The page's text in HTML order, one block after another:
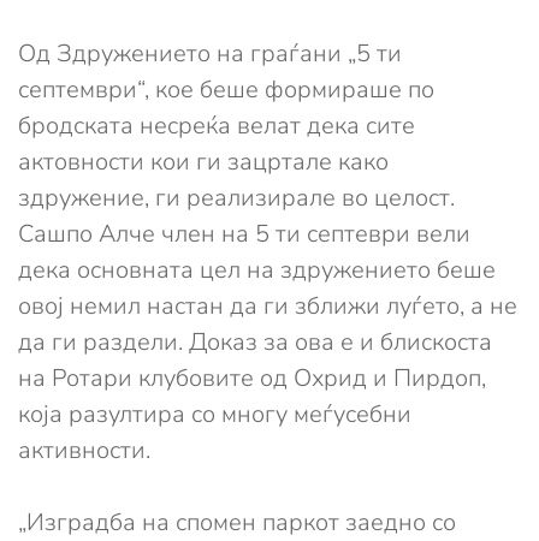
Од Здружението на граѓани „5 ти
септември“, кое беше формираше по
бродската несреќа велат дека сите
актовности кои ги зацртале како
здружение, ги реализирале во целост.
Сашпо Алче член на 5 ти септеври вели
дека основната цел на здружението беше
овој немил настан да ги зближи луѓето, а не
да ги раздели. Доказ за ова е и блискоста
на Ротари клубовите од Охрид и Пирдоп,
која разултира со многу меѓусебни
активности.
„Изградба на спомен паркот заедно со